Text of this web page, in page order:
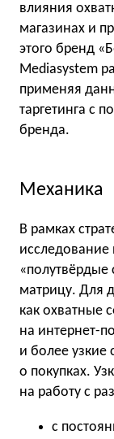
влияния
магазинах и
этого бренд
Mediasystem
применяя
таргетинга с
бренда.
Механика
В рамках
исследование
матрицу. Для
как охватные
на интернет-
и более
о покупках.
на работу с
с